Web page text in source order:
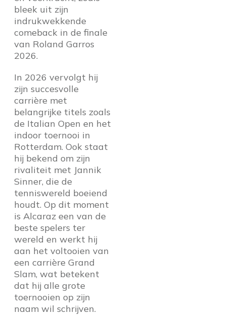
bleek uit zijn
indrukwekkende
comeback in de finale
van Roland Garros
2026.
In 2026 vervolgt hij
zijn succesvolle
carrière met
belangrijke titels zoals
de Italian Open en het
indoor toernooi in
Rotterdam. Ook staat
hij bekend om zijn
rivaliteit met Jannik
Sinner, die de
tenniswereld boeiend
houdt. Op dit moment
is Alcaraz een van de
beste spelers ter
wereld en werkt hij
aan het voltooien van
een carrière Grand
Slam, wat betekent
dat hij alle grote
toernooien op zijn
naam wil schrijven.